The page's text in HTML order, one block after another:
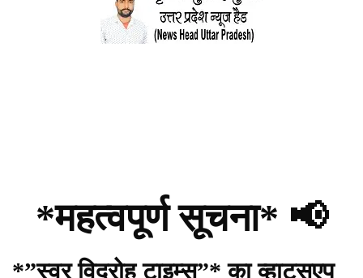
*महत्वपूर्ण सूचना* 📢
*”स्वर विद्रोह टाइम्स”* का व्हाट्सएप